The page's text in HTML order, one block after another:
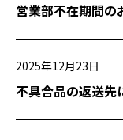
営業部不在期間の
2025年12月23日
不具合品の返送先